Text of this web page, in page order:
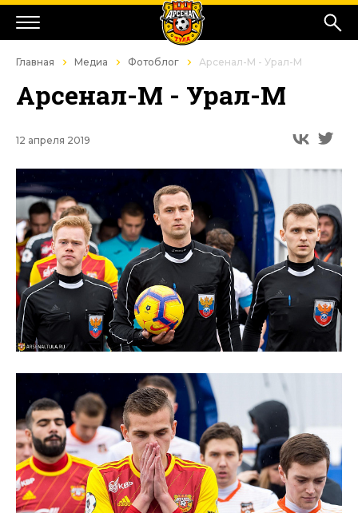
Главная Медиа Фотоблог Арсенал-М - Урал-М
Арсенал-М - Урал-М
12 апреля 2019